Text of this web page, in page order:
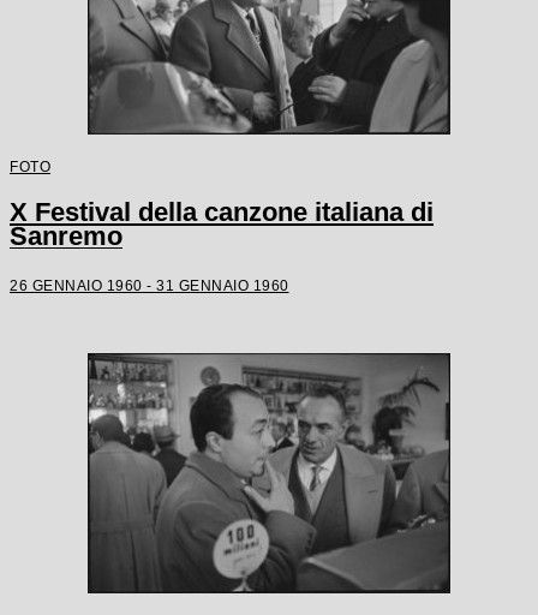
FOTO
X Festival della canzone italiana di
Sanremo
26 GENNAIO 1960 - 31 GENNAIO 1960